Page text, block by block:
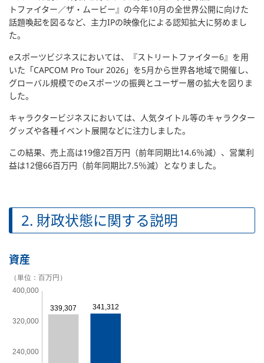
トファイター／ザ・ムービー』の今年10月の全世界公開に向けた
話題喚起を図るなど、主力IPの映像化による認知拡大に努めまし
た。
eスポーツビジネスにおいては、『ストリートファイター6』を用
いた「CAPCOM Pro Tour 2026」を5月から世界各地域で開催し、
グローバル規模でのeスポーツの振興とユーザー層の拡大を図りま
した。
キャラクタービジネスにおいては、人気タイトル等のキャラクター
グッズや各種イベント展開などに注力しました。
この結果、売上高は19億2百万円（前年同期比14.6％減）、営業利
益は12億66百万円（前年同期比7.5％減）となりました。
2. 財政状態に関する説明
資産